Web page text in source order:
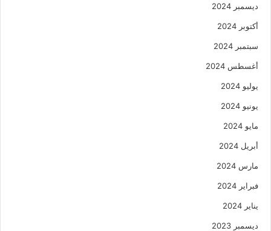
ديسمبر 2024
أكتوبر 2024
سبتمبر 2024
أغسطس 2024
يوليو 2024
يونيو 2024
مايو 2024
أبريل 2024
مارس 2024
فبراير 2024
يناير 2024
ديسمبر 2023